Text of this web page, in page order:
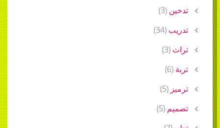
تدخين (
3
)
تدريب (
34
)
تراث (
3
)
تربة (
6
)
ترميز (
5
)
تصميم (
5
)